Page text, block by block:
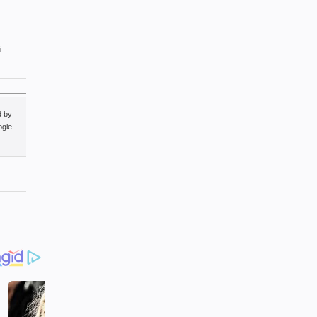
by